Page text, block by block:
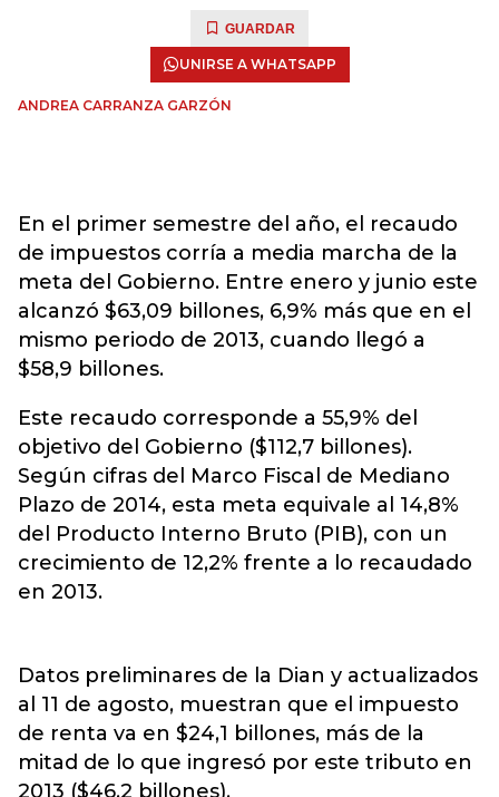
GUARDAR
UNIRSE A WHATSAPP
ANDREA CARRANZA GARZÓN
En el primer semestre del año, el recaudo
de impuestos corría a media marcha de la
meta del Gobierno. Entre enero y junio este
alcanzó $63,09 billones, 6,9% más que en el
mismo periodo de 2013, cuando llegó a
$58,9 billones.
Este recaudo corresponde a 55,9% del
objetivo del Gobierno ($112,7 billones).
Según cifras del Marco Fiscal de Mediano
Plazo de 2014, esta meta equivale al 14,8%
del Producto Interno Bruto (PIB), con un
crecimiento de 12,2% frente a lo recaudado
en 2013.
Datos preliminares de la Dian y actualizados
al 11 de agosto, muestran que el impuesto
de renta va en $24,1 billones, más de la
mitad de lo que ingresó por este tributo en
2013 ($46,2 billones).